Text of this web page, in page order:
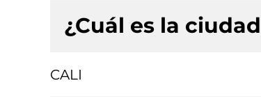
¿Cuál es la
CALI